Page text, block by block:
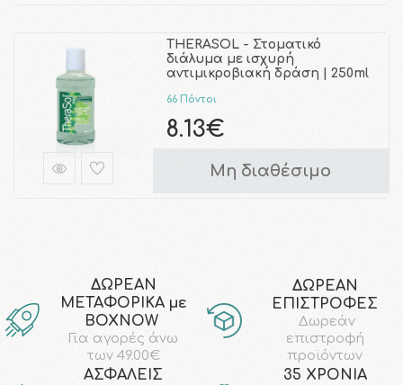
THERASOL - Στοματικό
διάλυμα με ισχυρή
αντιμικροβιακή δράση | 250ml
66 Πόντοι
8.13€
Μη διαθέσιμο
ΔΩΡΕΑΝ
ΜΕΤΑΦΟΡΙΚΑ με
ΒΟΧΝΟW
Για αγορές άνω
των 49.00€
ΔΩΡΕΑΝ
ΕΠΙΣΤΡΟΦΕΣ
Δωρεάν
επιστροφή
προϊόντων
AΣΦΑΛΕΙΣ
35 ΧΡΟΝΙΑ